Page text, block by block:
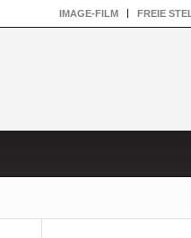
IMAGE-FILM FREIE